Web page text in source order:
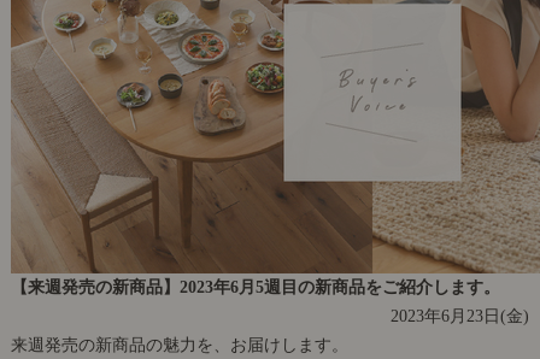
【来週発売の新商品】2023年6月5週目の新商品をご紹介します。
2023年6月23日(金)
来週発売の新商品の魅力を、お届けします。